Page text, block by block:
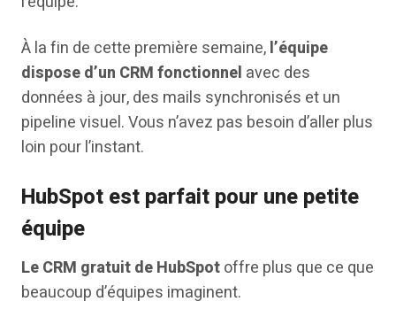
À la fin de cette première semaine,l’équipe
dispose d’un CRM fonctionnel avec des
données à jour, des mails synchronisés et un
pipeline visuel. Vous n’avez pas besoin d’aller plus
loin pour l’instant.
HubSpot est parfait pour une petite
équipe
Le CRM gratuit de HubSpotoffre plus que ce que
beaucoup d’équipes imaginent.